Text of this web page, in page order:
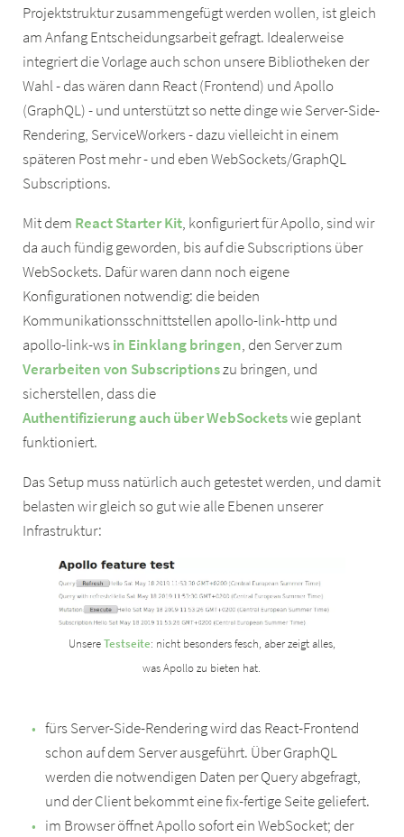
Projektstruktur zusammengefügt werden wollen, ist gleich
am Anfang Entscheidungsarbeit gefragt. Idealerweise
integriert die Vorlage auch schon unsere Bibliotheken der
Wahl - das wären dann React (Frontend) und Apollo
(GraphQL) - und unterstützt so nette dinge wie Server-Side-
Rendering, ServiceWorkers - dazu vielleicht in einem
späteren Post mehr - und eben WebSockets/GraphQL
Subscriptions.
Mit dem React Starter Kit, konfiguriert für Apollo, sind wir
da auch fündig geworden, bis auf die Subscriptions über
WebSockets. Dafür waren dann noch eigene
Konfigurationen notwendig: die beiden
Kommunikationsschnittstellen apollo-link-http und
apollo-link-wsin Einklang bringen, den Server zum
Verarbeiten von Subscriptionszu bringen, und
sicherstellen, dass die
Authentifizierung auch über WebSocketswie geplant
funktioniert.
Das Setup muss natürlich auch getestet werden, und damit
belasten wir gleich so gut wie alle Ebenen unserer
Infrastruktur:
UnsereTestseite: nicht besonders fesch, aber zeigt alles,
was Apollo zu bieten hat.
fürs Server-Side-Rendering wird das React-Frontend
schon auf dem Server ausgeführt. Über GraphQL
werden die notwendigen Daten per Query abgefragt,
und der Client bekommt eine fix-fertige Seite geliefert.
im Browser öffnet Apollo sofort ein WebSocket; der